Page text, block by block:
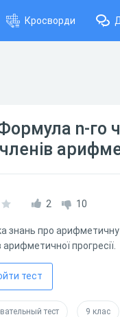
Кросворди
n-го
2 10
знань про
прогресії.
тест
тест 9 клас